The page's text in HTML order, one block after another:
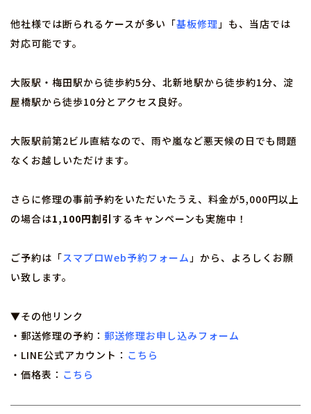
他社様では断られるケースが多い「基板修理」も、当店では
対応可能です。
大阪駅・梅田駅から徒歩約5分、北新地駅から徒歩約1分、淀
屋橋駅から徒歩10分とアクセス良好。
大阪駅前第2ビル直結なので、雨や嵐など悪天候の日でも問題
なくお越しいただけます。
さらに修理の事前予約をいただいたうえ、料金が5,000円以上
の場合は1,100円割引するキャンペーンも実施中！
ご予約は「スマプロWeb予約フォーム」から、よろしくお願
い致します。
▼その他リンク
・郵送修理の予約： 郵送修理お申し込みフォーム
・LINE公式アカウント： こちら
・価格表： こちら